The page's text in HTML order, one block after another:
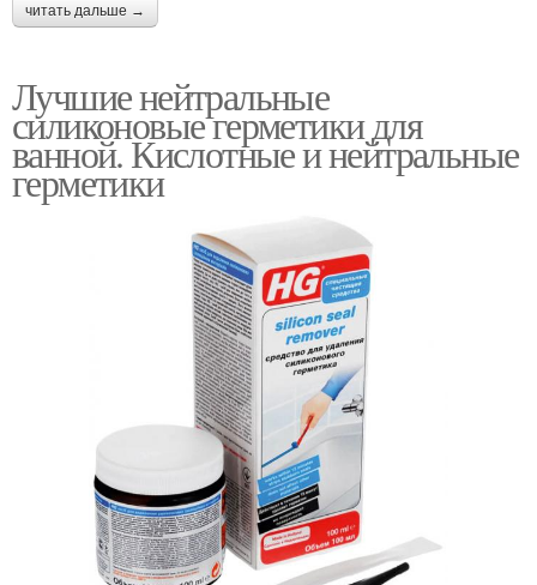
читать дальше →
Лучшие нейтральные
силиконовые герметики для
ванной. Кислотные и нейтральные
герметики